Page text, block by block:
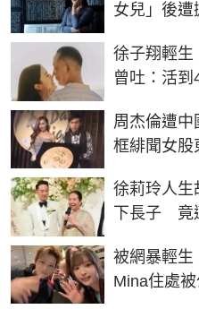
女兒」後
徐子翔輕
曾吐：活到
周杰倫遭中
框緋聞女股
徐莉玲人生
下長子 竟
被網暴輕生
Mina住處